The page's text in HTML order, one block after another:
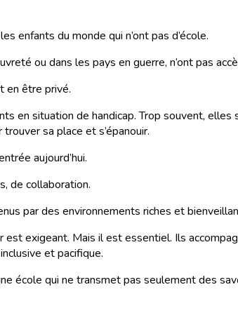
enfants du monde qui n’ont pas d’école.
ou dans les pays en guerre, n’ont pas
en être privé.
en situation de handicap. Trop souvent,
sa place et s’épanouir.
aujourd’hui.
de collaboration.
par des environnements riches et
exigeant. Mais il est essentiel. Ils
et pacifique.
école qui ne transmet pas seulement des